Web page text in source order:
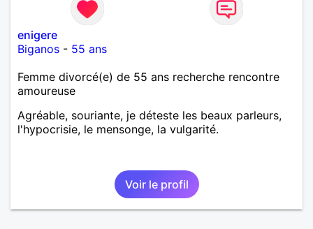
enigere
Biganos - 55 ans
Femme divorcé(e) de 55 ans recherche rencontre
amoureuse
Agréable, souriante, je déteste les beaux parleurs,
l'hypocrisie, le mensonge, la vulgarité.
Voir le profil